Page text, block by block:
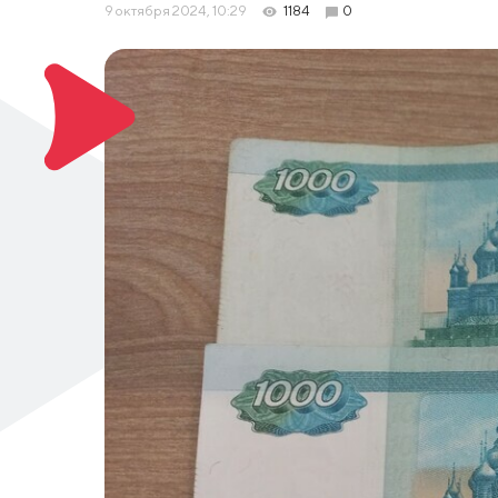
9 октября 2024, 10:29 1184 0